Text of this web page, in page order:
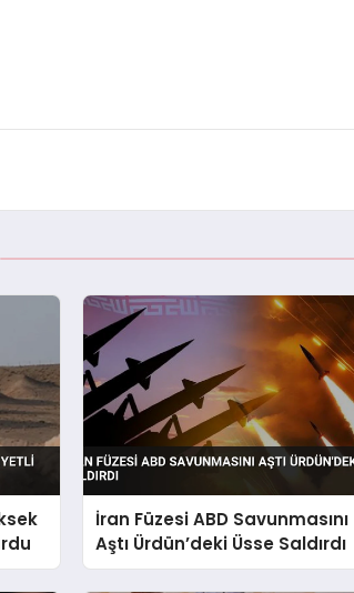
İran Füzesi ABD Savunmasını
Aştı Ürdün’deki Üsse Saldırdı